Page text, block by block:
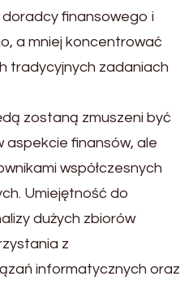
doradcy finansowego i
a mniej koncentrować
tradycyjnych zadaniach
zostaną zmuszeni być
aspekcie finansów, ale
współczesnych
Umiejętność do
dużych zbiorów
z
informatycznych oraz